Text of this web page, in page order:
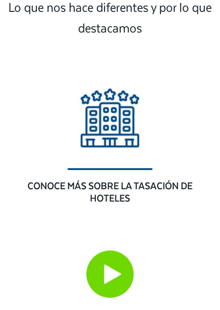
Lo que nos hace diferentes y por lo que
destacamos
CONOCE MÁS SOBRE LA TASACIÓN DE
HOTELES